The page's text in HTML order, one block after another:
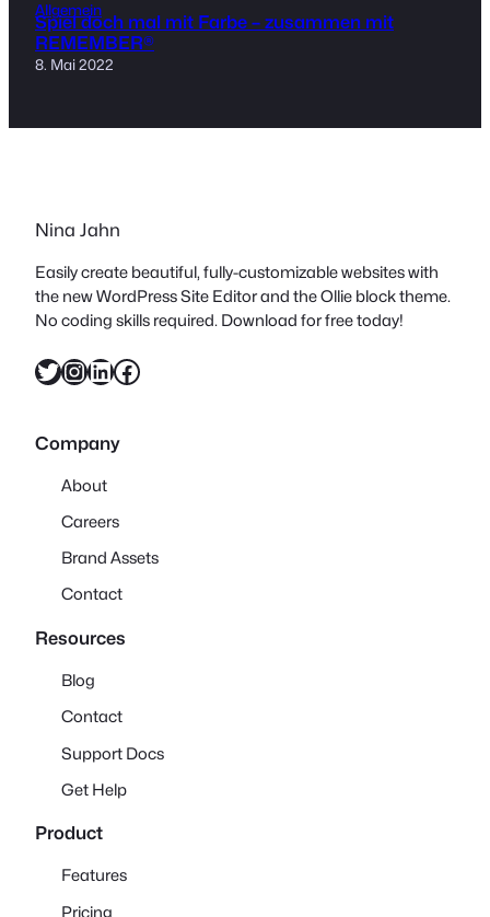
Allgemein
Spiel doch mal mit Farbe – zusammen mit
REMEMBER®
8. Mai 2022
Nina Jahn
Easily create beautiful, fully-customizable websites with
the new WordPress Site Editor and the Ollie block theme.
No coding skills required. Download for free today!
Twitter InstagramLinkedIn Facebook
Company
About
Careers
Brand Assets
Contact
Resources
Blog
Contact
Support Docs
Get Help
Product
Features
Pricing